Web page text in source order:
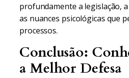
profundamente a legislação,
as nuances psicológicas que
processos.
Conclusão:
a Melhor Defesa